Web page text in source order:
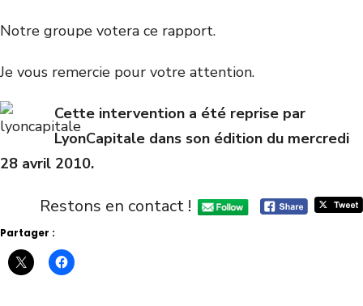
Notre groupe votera ce rapport.
Je vous remercie pour votre attention.
Cette intervention a été reprise par
LyonCapitale dans son édition du mercredi
28 avril 2010.
Restons en contact !
Partager :